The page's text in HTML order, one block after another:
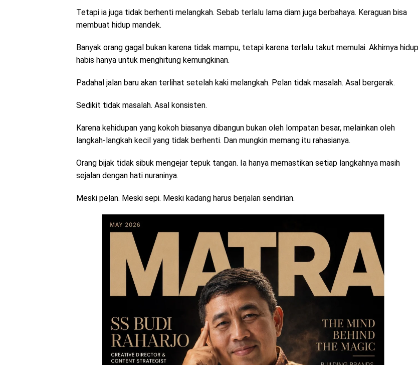
Tetapi ia juga tidak berhenti melangkah. Sebab terlalu lama diam juga berbahaya. Keraguan bisa
membuat hidup mandek.
Banyak orang gagal bukan karena tidak mampu, tetapi karena terlalu takut memulai. Akhirnya hidup
habis hanya untuk menghitung kemungkinan.
Padahal jalan baru akan terlihat setelah kaki melangkah. Pelan tidak masalah. Asal bergerak.
Sedikit tidak masalah. Asal konsisten.
Karena kehidupan yang kokoh biasanya dibangun bukan oleh lompatan besar, melainkan oleh
langkah-langkah kecil yang tidak berhenti. Dan mungkin memang itu rahasianya.
Orang bijak tidak sibuk mengejar tepuk tangan. Ia hanya memastikan setiap langkahnya masih
sejalan dengan hati nuraninya.
Meski pelan. Meski sepi. Meski kadang harus berjalan sendirian.